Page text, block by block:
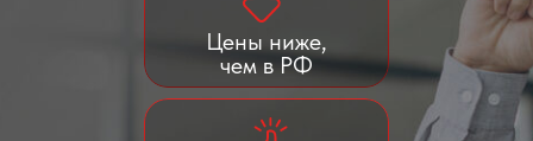
Цены ниже,
чем в РФ